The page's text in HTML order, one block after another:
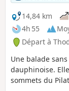
14,84 km
4h 55
Départ à
Une balade
dauphinoise.
sommets du